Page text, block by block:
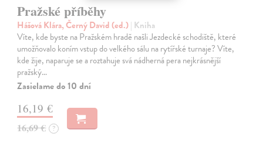
Pražské příběhy
Hášová Klára, Černý David (ed.)| Kniha
Víte, kde byste na Pražském hradě našli Jezdecké schodiště, které
umožňovalo koním vstup do velkého sálu na rytířské turnaje? Víte,
kde žije, naparuje se a roztahuje svá nádherná pera nejkrásnější
pražský…
Zasielame do 10 dní
16,19 €
16,69 € ?